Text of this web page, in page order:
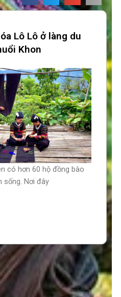
Lô Lô ở làng du
Khon
có hơn 60 hộ đồng bào
sống. Nơi đây